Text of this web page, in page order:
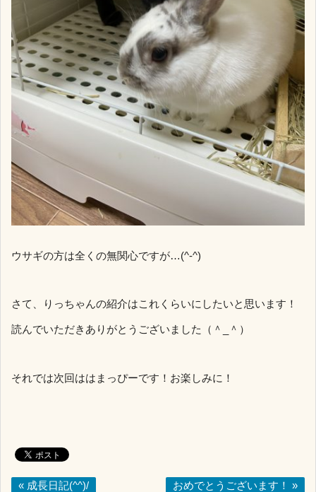
ウサギの方は全くの無関心ですが…(^-^)
さて、りっちゃんの紹介はこれくらいにしたいと思います！
読んでいただきありがとうございました（＾_＾）
それでは次回ははまっぴーです！お楽しみに！
« 成長日記(^^)/ おめでとうございます！ »